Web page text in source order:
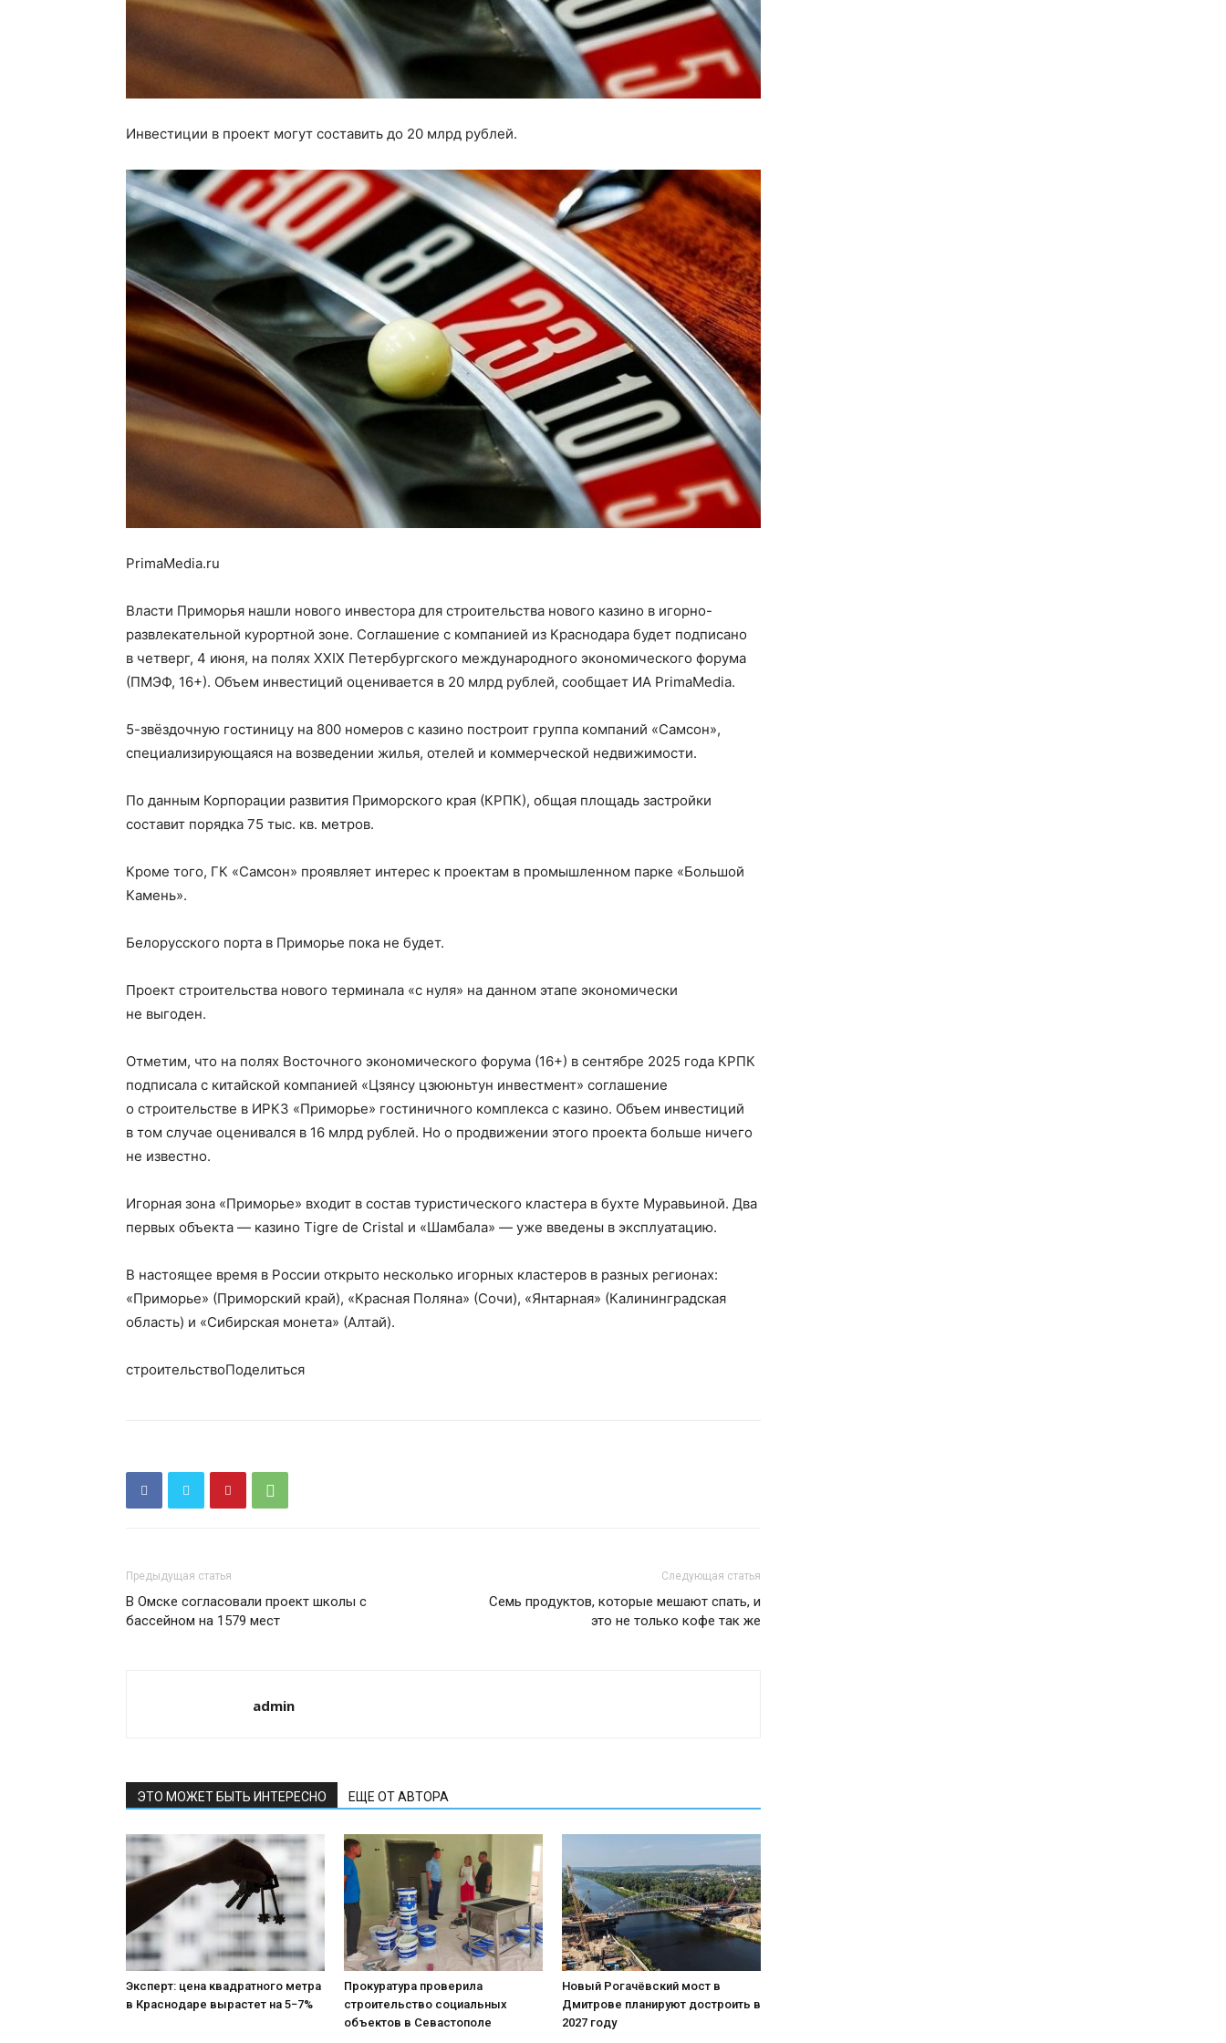
Инвестиции в проект могут составить до 20 млрд рублей.
PrimaMedia.ru
Власти Приморья нашли нового инвестора для строительства нового казино в игорно-
развлекательной курортной зоне. Соглашение с компанией из Краснодара будет подписано
в четверг, 4 июня, на полях XXIX Петербургского международного экономического форума
(ПМЭФ, 16+). Объем инвестиций оценивается в 20 млрд рублей, сообщает ИА PrimaMedia.
5-звёздочную гостиницу на 800 номеров с казино построит группа компаний «Самсон»,
специализирующаяся на возведении жилья, отелей и коммерческой недвижимости.
По данным Корпорации развития Приморского края (КРПК), общая площадь застройки
составит порядка 75 тыс. кв. метров.
Кроме того, ГК «Самсон» проявляет интерес к проектам в промышленном парке «Большой
Камень».
Белорусского порта в Приморье пока не будет.
Проект строительства нового терминала «с нуля» на данном этапе экономически
не выгоден.
Отметим, что на полях Восточного экономического форума (16+) в сентябре 2025 года КРПК
подписала с китайской компанией «Цзянсу цзююньтун инвестмент» соглашение
о строительстве в ИРКЗ «Приморье» гостиничного комплекса с казино. Объем инвестиций
в том случае оценивался в 16 млрд рублей. Но о продвижении этого проекта больше ничего
не известно.
Игорная зона «Приморье» входит в состав туристического кластера в бухте Муравьиной. Два
первых объекта — казино Tigre de Cristal и «Шамбала» — уже введены в эксплуатацию.
В настоящее время в России открыто несколько игорных кластеров в разных регионах:
«Приморье» (Приморский край), «Красная Поляна» (Сочи), «Янтарная» (Калининградская
область) и «Сибирская монета» (Алтай).
строительствоПоделиться
Предыдущая статья
В Омске согласовали проект школы с
бассейном на 1579 мест
Следующая статья
Семь продуктов, которые мешают спать, и
это не только кофе так же
admin
ЭТО МОЖЕТ БЫТЬ ИНТЕРЕСНО ЕЩЕ ОТ АВТОРА
Эксперт: цена квадратного метра
в Краснодаре вырастет на 5−7%
Прокуратура проверила
строительство социальных
объектов в Севастополе
Новый Рогачёвский мост в
Дмитрове планируют достроить в
2027 году